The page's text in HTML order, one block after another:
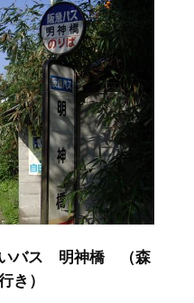
いバス 明神橋 （森
き）